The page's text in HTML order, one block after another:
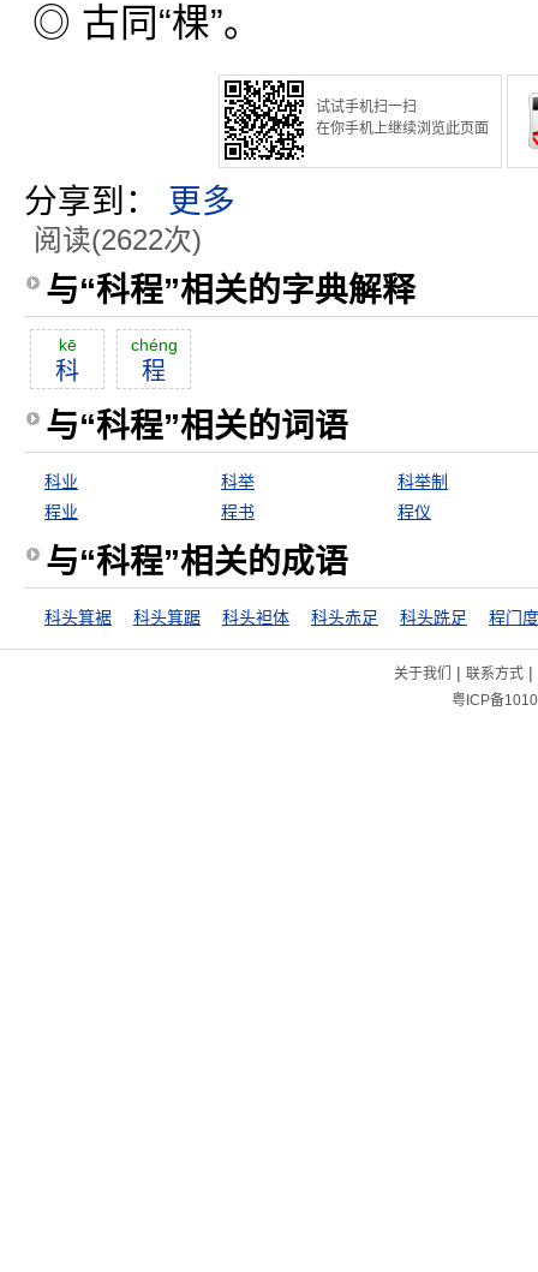
◎ 古同“棵”。
试试手机扫一扫
在你手机上继续浏览此页面
分享到： 更多
阅读(2622次)
与“科程”相关的字典解释
kē
科
chéng
程
与“科程”相关的词语
科业 科举
科举制
程业
程书 程仪
与“科程”相关的成语
科头箕裾 科头箕踞 科头袒体 科头赤足 科头跣足 程门
关于我们 | 联系方式|
粤ICP备